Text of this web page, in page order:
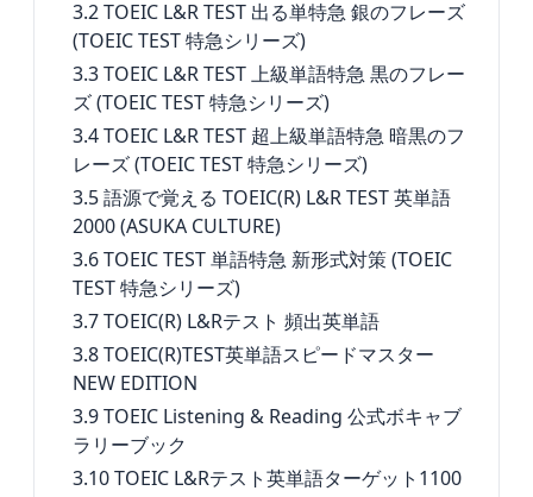
3.2TOEIC L&R TEST 出る単特急 銀のフレーズ
(TOEIC TEST 特急シリーズ)
3.3TOEIC L&R TEST 上級単語特急 黒のフレー
ズ (TOEIC TEST 特急シリーズ)
3.4TOEIC L&R TEST 超上級単語特急 暗黒のフ
レーズ (TOEIC TEST 特急シリーズ)
3.5語源で覚える TOEIC(R) L&R TEST 英単語
2000 (ASUKA CULTURE)
3.6TOEIC TEST 単語特急 新形式対策 (TOEIC
TEST 特急シリーズ)
3.7TOEIC(R) L&Rテスト 頻出英単語
3.8TOEIC(R)TEST英単語スピードマスター
NEW EDITION
3.9TOEIC Listening & Reading 公式ボキャブ
ラリーブック
3.10TOEIC L&Rテスト英単語ターゲット1100